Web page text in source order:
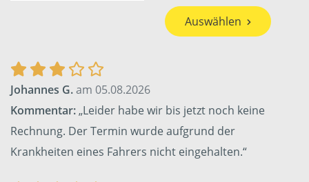
Auswählen
Johannes G.am 05.08.2026
Kommentar:„Leider habe wir bis jetzt noch keine
Rechnung. Der Termin wurde aufgrund der
Krankheiten eines Fahrers nicht eingehalten.“